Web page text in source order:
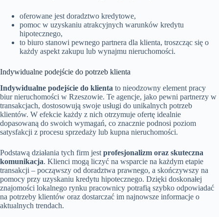
oferowane jest doradztwo kredytowe,
pomoc w uzyskaniu atrakcyjnych warunków kredytu
hipotecznego,
to biuro stanowi pewnego partnera dla klienta, troszcząc się o
każdy aspekt zakupu lub wynajmu nieruchomości.
Indywidualne podejście do potrzeb klienta
Indywidualne podejście do klienta to nieodzowny element pracy
biur nieruchomości w Rzeszowie. Te agencje, jako pewni partnerzy w
transakcjach, dostosowują swoje usługi do unikalnych potrzeb
klientów. W efekcie każdy z nich otrzymuje ofertę idealnie
dopasowaną do swoich wymagań, co znacznie podnosi poziom
satysfakcji z procesu sprzedaży lub kupna nieruchomości.
Podstawą działania tych firm jest profesjonalizm oraz skuteczna
komunikacja. Klienci mogą liczyć na wsparcie na każdym etapie
transakcji – począwszy od doradztwa prawnego, a skończywszy na
pomocy przy uzyskaniu kredytu hipotecznego. Dzięki doskonałej
znajomości lokalnego rynku pracownicy potrafią szybko odpowiadać
na potrzeby klientów oraz dostarczać im najnowsze informacje o
aktualnych trendach.